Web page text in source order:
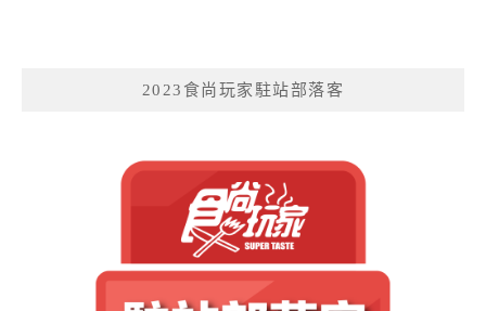
2023食尚玩家駐站部落客